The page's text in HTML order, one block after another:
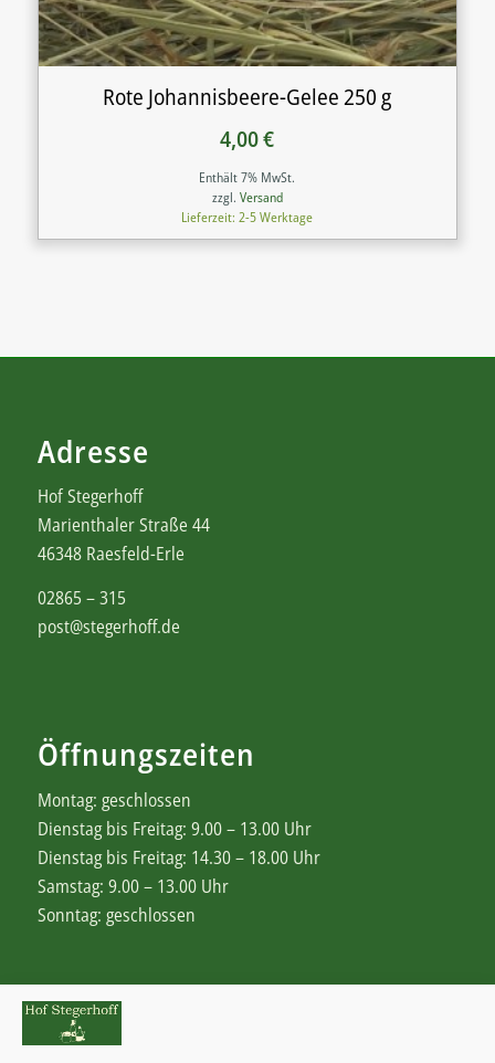
Rote Johannisbeere-Gelee 250 g
4,00€
Enthält 7% MwSt.
zzgl. Versand
Lieferzeit: 2-5 Werktage
Adresse
Hof Stegerhoff
Marienthaler Straße 44
46348 Raesfeld-Erle
02865 – 315
post@stegerhoff.de
Öffnungszeiten
Montag: geschlossen
Dienstag bis Freitag: 9.00 – 13.00 Uhr
Dienstag bis Freitag: 14.30 – 18.00 Uhr
Samstag: 9.00 – 13.00 Uhr
Sonntag: geschlossen
Rechtliches